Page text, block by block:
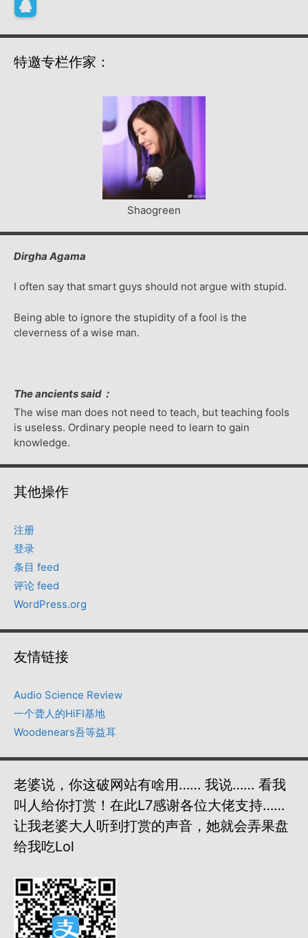
特邀专栏作家：
Shaogreen
Dirgha Agama
I often say that smart guys should not argue with stupid.
Being able to ignore the stupidity of a fool is the
cleverness of a wise man.
The ancients said：
The wise man does not need to teach, but teaching fools
is useless. Ordinary people need to learn to gain
knowledge.
其他操作
注册
登录
条目 feed
评论 feed
WordPress.org
友情链接
Audio Science Review
一个聋人的HiFI基地
Woodenears吾等益耳
老婆说，你这破网站有啥用…… 我说…… 看我
叫人给你打赏！在此L7感谢各位大佬支持……
让我老婆大人听到打赏的声音，她就会弄果盘
给我吃lol